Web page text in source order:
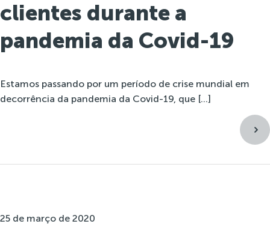
clientes durante a
pandemia da Covid-19
Estamos passando por um período de crise mundial em
decorrência da pandemia da Covid-19, que […]
25 de março de 2020